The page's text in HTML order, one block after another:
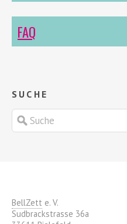
FAQ
SUCHE
BellZett e. V.
Sudbrackstrasse 36a